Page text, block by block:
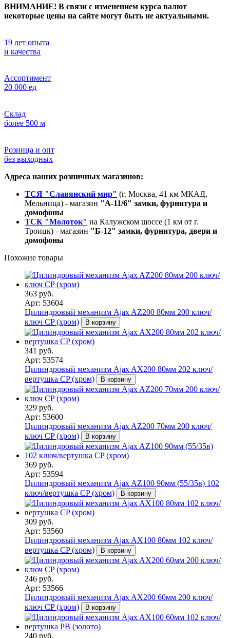
ВНИМАНИЕ! В связи с изменением курса валют
некоторые цены на сайте могут быть не актуальными.
19 лет опыта
и качества
Ассортимент
20 000 ед
Склад
более 500 м
Розница и опт
без выходных
Адреса наших розничных магазинов:
ТСЯ "Славянский мир" (г. Москва, 41 км МКАД,
Мельница) - магазин "А-11/6" замки, фурнитура и
домофоны
ТСК "Молоток" на Калужском шоссе (1 км от г.
Троицк) - магазин "Б-12" замки, фурнитура, двери и
домофоны
Похожие товары
363 руб.
Арт: 53604
Цилиндровый механизм Ajax AZ200 80мм 200 ключ/
ключ CP (хром)
В корзину
341 руб.
Арт: 53574
Цилиндровый механизм Ajax AX200 80мм 202 ключ/
вертушка CP (хром)
В корзину
329 руб.
Арт: 53600
Цилиндровый механизм Ajax AZ200 70мм 200 ключ/
ключ CP (хром)
В корзину
369 руб.
Арт: 53594
Цилиндровый механизм Ajax AZ100 90мм (55/35в) 102
ключ/вертушка CP (хром)
В корзину
309 руб.
Арт: 53560
Цилиндровый механизм Ajax AX100 80мм 102 ключ/
вертушка CP (хром)
В корзину
246 руб.
Арт: 53566
Цилиндровый механизм Ajax AX200 60мм 200 ключ/
ключ CP (хром)
В корзину
240 руб.